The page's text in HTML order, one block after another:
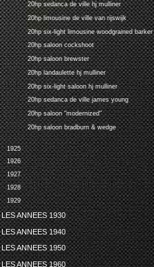
20hp sedanca de ville hj mulliner
20hp limousine de ville van rijswijk
20hp six-light limousine woodgrained barker
20hp saloon cockshoot
20hp saloon brewster
20hp landaulette hj mulliner
20hp six-light saloon hj mulliner
20hp sedanca de ville james young
20hp saloon "modernized"
20hp saloon bradburn & wedge
1925
1926
1927
1928
1929
LES ANNEES 1930
LES ANNEES 1940
LES ANNEES 1950
LES ANNEES 1960